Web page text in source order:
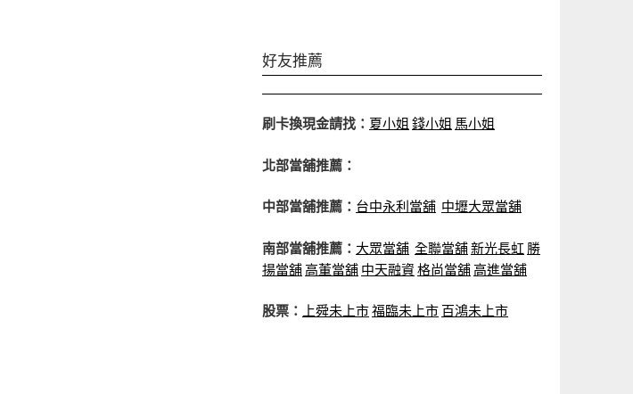
好友推薦
刷卡換現金請找： 夏小姐 錢小姐 馬小姐
北部當舖推薦：
中部當舖推薦： 台中永利當舖 中壢大眾當舖
南部當舖推薦： 大眾當舖 全聯當舖新光長虹 勝
揚當舖高董當舖 中天融資格尚當舖高進當舖
股票： 上舜未上市福臨未上市 百鴻未上市